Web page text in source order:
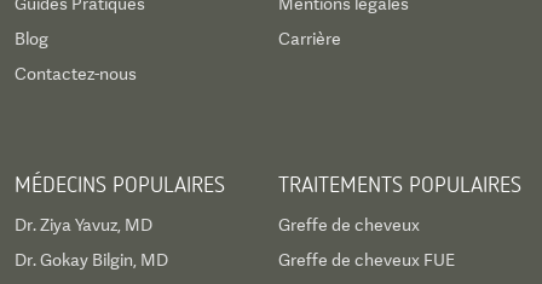
Blog
Contactez-nous
Carrière
MÉDECINS POPULAIRES
Dr. Ziya Yavuz, MD
Dr. Gokay Bilgin, MD
TRAITEMENTS POPULAIRES
Greffe de cheveux
Greffe de cheveux FUE